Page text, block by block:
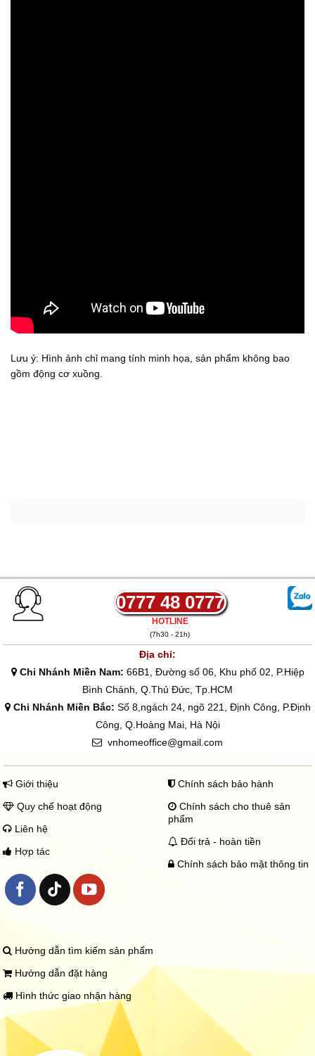
Lưu ý: Hình ảnh chỉ mang tính minh họa, sản phẩm không bao
gồm động cơ xuồng.
0777 48 0777
HOTLINE
(7h30 - 21h)
Địa chỉ:
Chi Nhánh Miền Nam: 66B1, Đường số 06, Khu phố 02, P.Hiệp
Bình Chánh, Q.Thủ Đức, Tp.HCM
Chi Nhánh Miền Bắc: Số 8,ngách 24, ngõ 221, Định Công, P.Định
Công, Q.Hoàng Mai, Hà Nội
vnhomeoffice@gmail.com
Giới thiệu
Quy chế hoạt động
Liên hệ
Hợp tác
Chính sách bảo hành
Chính sách cho thuê sản
phẩm
Đổi trả - hoàn tiền
Chính sách bảo mật thông tin
Hướng dẫn tìm kiếm sản phẩm
Hướng dẫn đặt hàng
Hình thức giao nhận hàng